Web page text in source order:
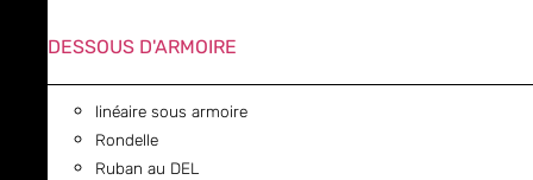
DESSOUS D'ARMOIRE
linéaire sous armoire
Rondelle
Ruban au DEL